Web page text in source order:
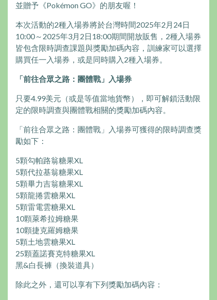
並贈予《Pokémon GO》的朋友喔！
本次活動的2種入場券將於台灣時間2025年2月24日
10:00～2025年3月2日18:00期間開放販售，2種入場券
皆包含限時調查課題與獎勵加碼內容，訓練家可以選擇
購買任一入場券，或是同時購入2種入場券。
「前往合眾之路：團體戰」入場券
只要4.99美元（或是等值當地貨幣），即可解鎖活動限
定的限時調查與團體戰相關的獎勵加碼內容。
「前往合眾之路：團體戰」入場券可獲得的限時調查獎
勵如下：
5顆勾帕路翁糖果XL
5顆代拉基翁糖果XL
5顆畢力吉翁糖果XL
5顆龍捲雲糖果XL
5顆雷電雲糖果XL
10顆萊希拉姆糖果
10顆捷克羅姆糖果
5顆土地雲糖果XL
25顆蓋諾賽克特糖果XL
黑&白長褲（換裝道具）
除此之外，還可以享有下列獎勵加碼內容：